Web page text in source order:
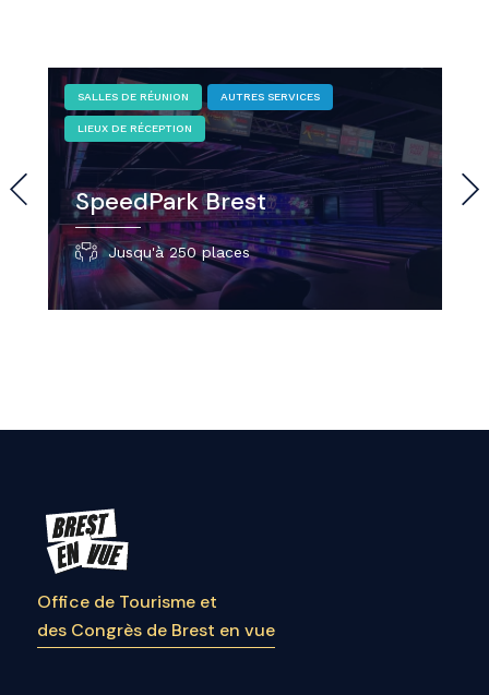
SALLES DE RÉUNION AUTRES SERVICES
LIEUX DE RÉCEPTION
SpeedPark Brest
Jusqu'à 250 places
Office de Tourisme et
des Congrès de Brest en vue